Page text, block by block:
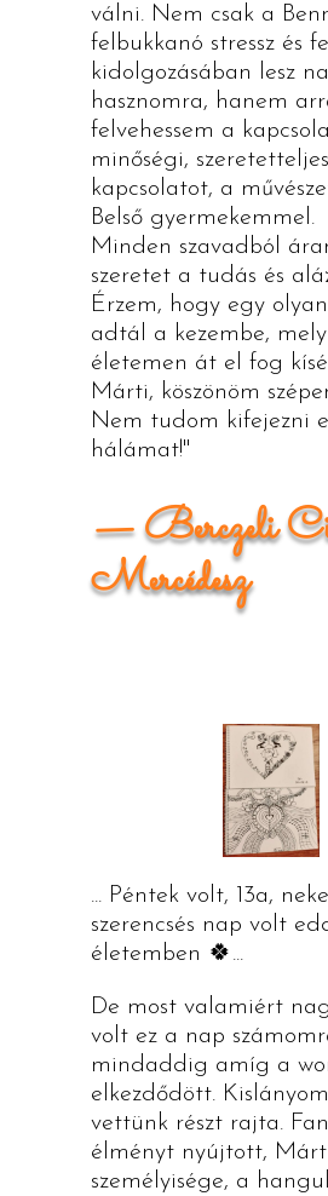
válni. Nem csak a
felbukkanó stressz és
kidolgozásában lesz
hasznomra, hanem
felvehessem a
minőségi, szeretetteljes
kapcsolatot, a
Belső gyermekemmel.
Minden szavadból
szeretet a tudás és
Érzem, hogy egy
adtál a kezembe,
életemen át el fog
Márti, köszönöm
Nem tudom kifejezni
hálámat!"
— Berczeli
Mercédesz
... Péntek volt, 13a,
szerencsés nap volt
életemben 🍀 ...
De most valamiért
volt ez a nap
mindaddig amíg a
elkezdődött.
vettünk részt rajta.
élményt nyújtott,
személyisége, a